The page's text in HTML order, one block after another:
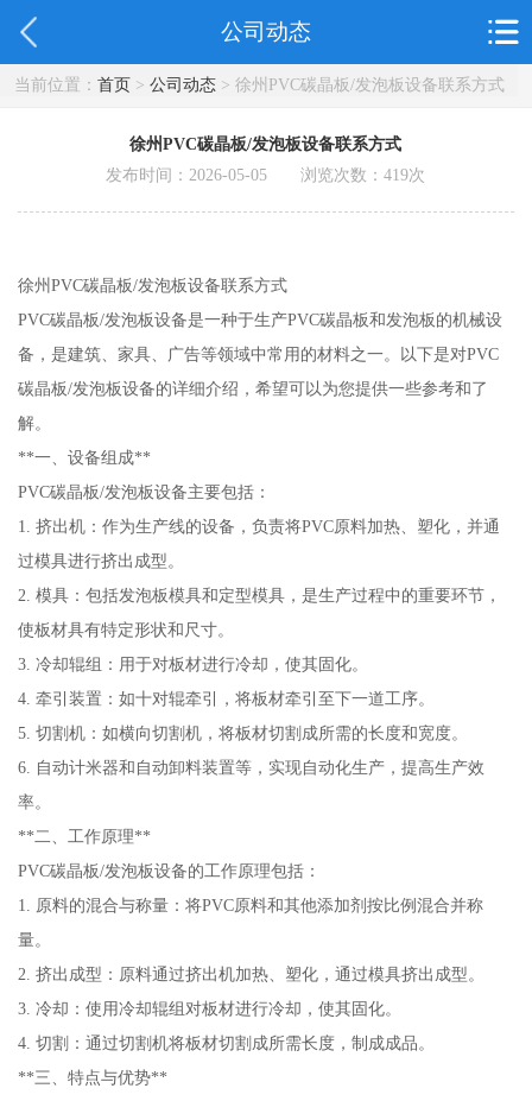
公司动态
当前位置： 首页> 公司动态> 徐州PVC碳晶板/发泡板设备联系方式
徐州PVC碳晶板/发泡板设备联系方式
发布时间：2026-05-05 浏览次数：419次
徐州PVC碳晶板/发泡板设备联系方式
PVC碳晶板/发泡板设备是一种于生产PVC碳晶板和发泡板的机械设
备，是建筑、家具、广告等领域中常用的材料之一。以下是对PVC
碳晶板/发泡板设备的详细介绍，希望可以为您提供一些参考和了
解。
**一、设备组成**
PVC碳晶板/发泡板设备主要包括：
1. 挤出机：作为生产线的设备，负责将PVC原料加热、塑化，并通
过模具进行挤出成型。
2. 模具：包括发泡板模具和定型模具，是生产过程中的重要环节，
使板材具有特定形状和尺寸。
3. 冷却辊组：用于对板材进行冷却，使其固化。
4. 牵引装置：如十对辊牵引，将板材牵引至下一道工序。
5. 切割机：如横向切割机，将板材切割成所需的长度和宽度。
6. 自动计米器和自动卸料装置等，实现自动化生产，提高生产效
率。
**二、工作原理**
PVC碳晶板/发泡板设备的工作原理包括：
1. 原料的混合与称量：将PVC原料和其他添加剂按比例混合并称
量。
2. 挤出成型：原料通过挤出机加热、塑化，通过模具挤出成型。
3. 冷却：使用冷却辊组对板材进行冷却，使其固化。
4. 切割：通过切割机将板材切割成所需长度，制成成品。
**三、特点与优势**